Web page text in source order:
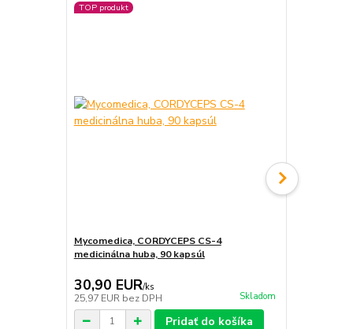
TOP produkt
Mycomedica, CORDYCEPS CS-4
medicinálna huba, 90 kapsúl
30,90 EUR/ks
25,97 EUR bez DPH Skladom
Pridať do košíka